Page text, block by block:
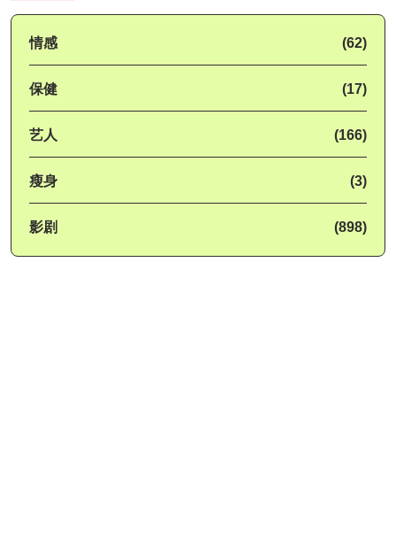
情感 (62)
保健 (17)
艺人 (166)
瘦身 (3)
影剧 (898)